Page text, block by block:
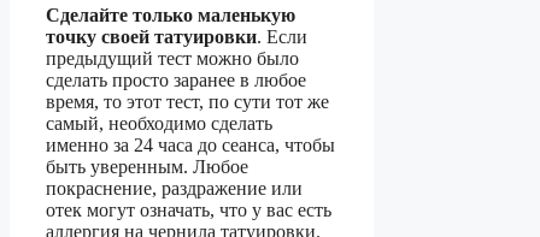
Сделайте только маленькую
точку своей татуировки. Если
предыдущий тест можно было
сделать просто заранее в любое
время, то этот тест, по сути тот же
самый, необходимо сделать
именно за 24 часа до сеанса, чтобы
быть уверенным. Любое
покраснение, раздражение или
отек могут означать, что у вас есть
аллергия на чернила татуировки.